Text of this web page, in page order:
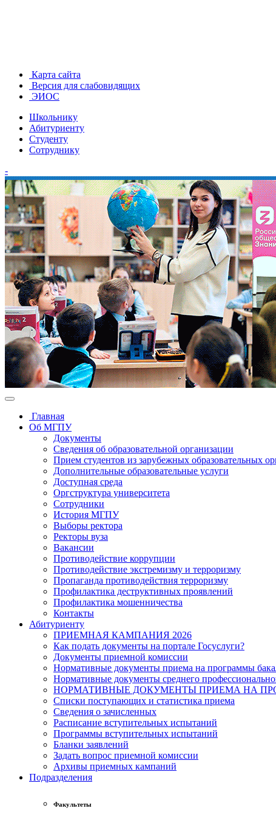
Карта сайта
Версия для слабовидящих
ЭИОС
Школьнику
Абитуриенту
Студенту
Сотруднику
-
Главная
Об МГПУ
Документы
Сведения об образовательной организации
Прием студентов из зарубежных образовательных
Дополнительные образовательные услуги
Доступная среда
Оргструктура университета
Сотрудники
История МГПУ
Выборы ректора
Ректоры вуза
Вакансии
Противодействие коррупции
Противодействие экстремизму и терроризму
Пропаганда противодействия терроризму
Профилактика деструктивных проявлений
Профилактика мошенничества
Контакты
Абитуриенту
ПРИЕМНАЯ КАМПАНИЯ 2026
Как подать документы на портале Госуслуги?
Документы приемной комиссии
Нормативные документы приема на программы
Нормативные документы среднего
НОРМАТИВНЫЕ ДОКУМЕНТЫ ПРИЕМА НА
Списки поступающих и статистика приема
Сведения о зачисленных
Расписание вступительных испытаний
Программы вступительных испытаний
Бланки заявлений
Задать вопрос приемной комиссии
Архивы приемных кампаний
Подразделения
Факультеты